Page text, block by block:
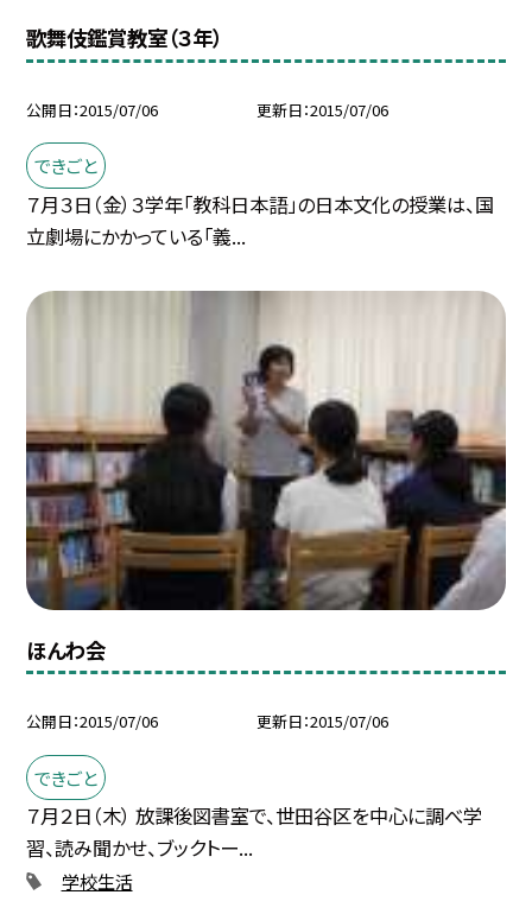
歌舞伎鑑賞教室（３年）
公開日 2015/07/06 更新日 2015/07/06
できごと
７月３日（金）３学年「教科日本語」の日本文化の授業は、国
立劇場にかかっている「義...
ほんわ会
公開日 2015/07/06 更新日 2015/07/06
できごと
７月２日（木） 放課後図書室で、世田谷区を中心に調べ学
習、読み聞かせ、ブックトー...
学校生活